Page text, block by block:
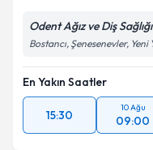
Odent Ağız ve Diş
Bostancı, Şenesenevler, Yeni
En Yakın Saatler
15:30
10 Ağu
09:00